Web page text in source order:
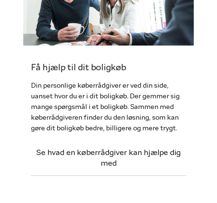
Få hjælp til dit boligkøb
Din personlige køberrådgiver er ved din side,
uanset hvor du er i dit boligkøb. Der gemmer sig
mange spørgsmål i et boligkøb. Sammen med
køberrådgiveren finder du den løsning, som kan
gøre dit boligkøb bedre, billigere og mere trygt.
Se hvad en køberrådgiver kan hjælpe dig
med